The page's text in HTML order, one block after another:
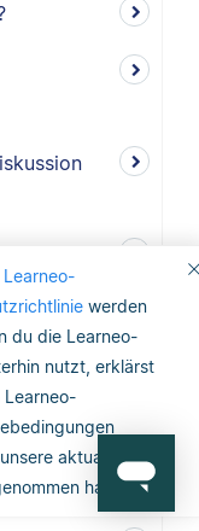
Learneo-
werden
du die Learneo-
nutzt, erklärst
aktualisierte
hast.